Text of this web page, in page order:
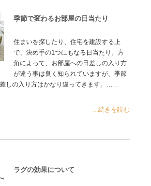
季節で変わるお部屋の日当たり
住まいを探したり、住宅を建設する上
で、決め手の1つにもなる日当たり。方
角によって、お部屋への日差しの入り方
が違う事は良く知られていますが、季節
しの入り方はかなり違ってきます。……
...続きを読む
ラグの効果について